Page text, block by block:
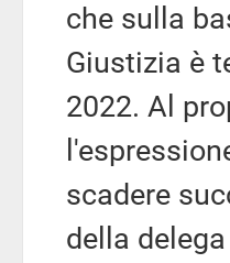
che sulla
Giustizia è
2022. Al
scadere
della